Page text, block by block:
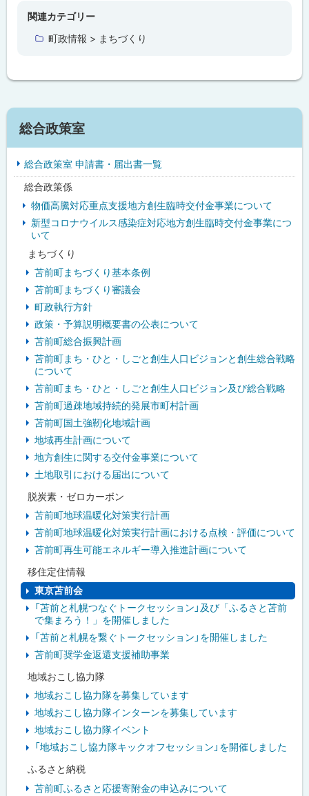
担
当
関連カテゴリー
町政情報 > まちづくり
サ
イ
ド
総合政策室
総合政策室 申請書・届出書一覧
総合政策係
物価高騰対応重点支援地方創生臨時交付金事業について
新型コロナウイルス感染症対応地方創生臨時交付金事業につ
いて
まちづくり
苫前町まちづくり基本条例
苫前町まちづくり審議会
町政執行方針
政策・予算説明概要書の公表について
苫前町総合振興計画
苫前町まち・ひと・しごと創生人口ビジョンと創生総合戦略
について
苫前町まち・ひと・しごと創生人口ビジョン及び総合戦略
苫前町過疎地域持続的発展市町村計画
苫前町国土強靭化地域計画
地域再生計画について
地方創生に関する交付金事業について
土地取引における届出について
脱炭素・ゼロカーボン
苫前町地球温暖化対策実行計画
苫前町地球温暖化対策実行計画における点検・評価について
苫前町再生可能エネルギー導入推進計画について
移住定住情報
東京苫前会
「苫前と札幌つなぐトークセッション」及び「ふるさと苫前
で集まろう！」を開催しました
「苫前と札幌を繋ぐトークセッション」を開催しました
苫前町奨学金返還支援補助事業
地域おこし協力隊
地域おこし協力隊を募集しています
地域おこし協力隊インターンを募集しています
地域おこし協力隊イベント
「地域おこし協力隊キックオフセッション」を開催しました
ふるさと納税
苫前町ふるさと応援寄附金の申込みについて